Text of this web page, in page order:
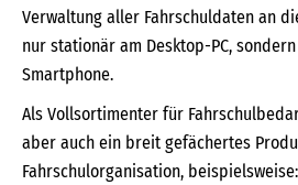
Verwaltung aller Fahrschuldaten an
nur stationär am Desktop-PC,
Smartphone.
Als Vollsortimenter für
aber auch ein breit gefächertes
Fahrschulorganisation, beispielsweise: